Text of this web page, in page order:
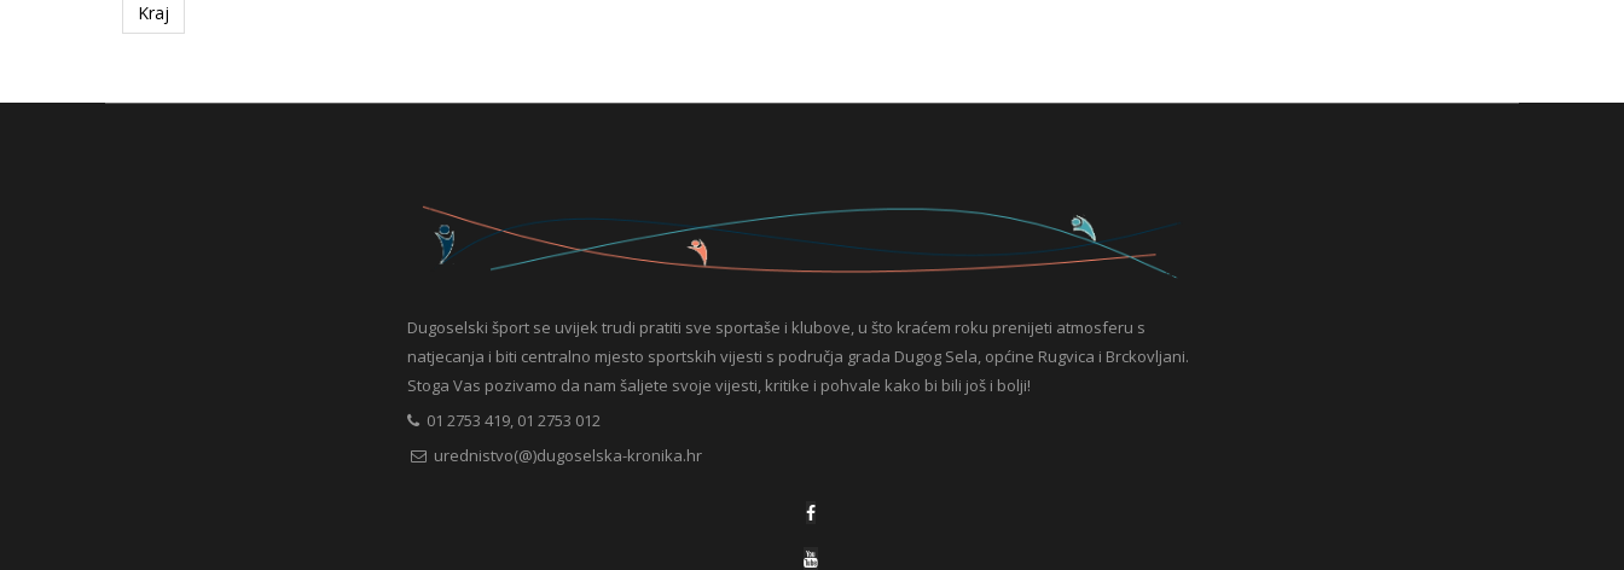
Kraj
Dugoselski šport se uvijek trudi pratiti sve sportaše i klubove, u što kraćem roku prenijeti atmosferu s
natjecanja i biti centralno mjesto sportskih vijesti s područja grada Dugog Sela, općine Rugvica i Brckovljani.
Stoga Vas pozivamo da nam šaljete svoje vijesti, kritike i pohvale kako bi bili još i bolji!
01 2753 419, 01 2753 012
urednistvo(@)dugoselska-kronika.hr